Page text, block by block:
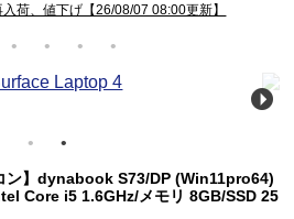
荷、値下げ【26/08/07 08:00更新】
ン】dynabook S73/DP (Win11pro64)
Core i5 1.6GHz/メモリ 8GB/SSD 25